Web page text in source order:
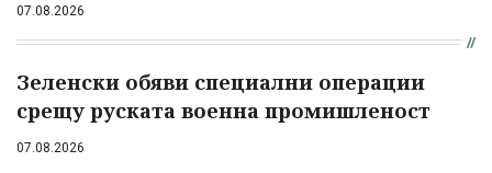
07.08.2026
Зеленски обяви специални операции
срещу руската военна промишленост
07.08.2026